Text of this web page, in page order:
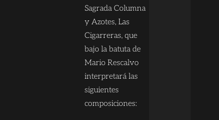
Sagrada Columna
y Azotes, Las
Cigarreras, que
bajo la batuta de
Mario Rescalvo
interpretará las
siguientes
composiciones: